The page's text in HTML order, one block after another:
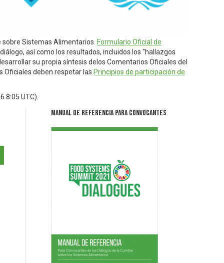
sobre Sistemas Alimentarios. Formulario Oficial de
así como los resultados, incluidos los "hallazgos
su propia síntesis delos Comentarios Oficiales del
Oficiales deben respetar las Principios de participación de
8:05 UTC).
Manual de Referencia para Convocantes